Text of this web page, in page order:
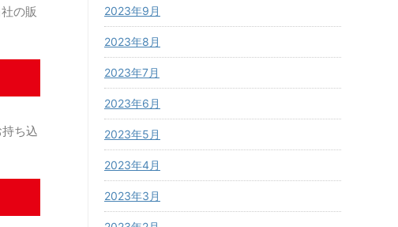
の販
ち込
2023年9月
2023年8月
2023年7月
2023年6月
2023年5月
2023年4月
2023年3月